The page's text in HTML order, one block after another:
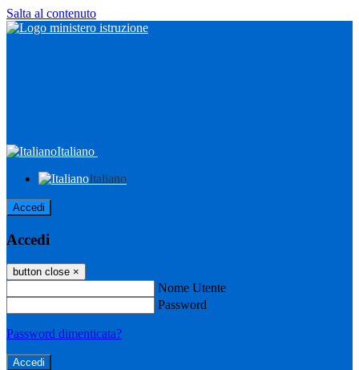
Salta al contenuto
Italiano
Italiano
Accedi
Accedi
button close ×
Nome Utente
Password
Password dimenticata?